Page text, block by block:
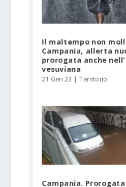
Il maltempo non
Campania, allerta
prorogata anche
vesuviana
21 Gen 23 |Territorio
Campania.